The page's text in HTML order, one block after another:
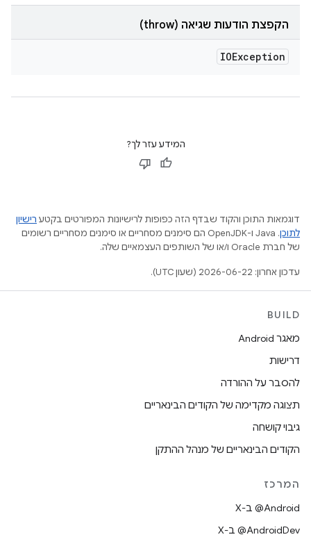
הקפצת הודעות שגיאה (throw)
IOException
המידע עזר לך?
דוגמאות התוכן והקוד שבדף הזה כפופות לרישיונות המפורטים בקטע רישיון
לתוכן
.‏ Java ו-OpenJDK הם סימנים מסחריים או סימנים מסחריים רשומים
של חברת Oracle ו/או של השותפים העצמאיים שלה.
עדכון אחרון: 2026-06-22 (שעון UTC).
BUILD
מאגר Android
דרישות
להסבר על ההורדה
תצוגה מקדימה של הקודים הבינאריים
גיבוי קושחה
הקודים הבינאריים של מנהל ההתקן
המרכז
‫‎@Android ב-X
‫‎@AndroidDev ב-X